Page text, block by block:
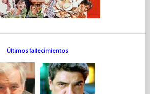
Últimos fallecimientos